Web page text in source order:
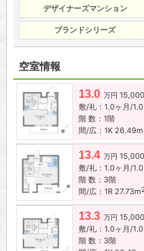
デザイナーズマンション
ブランドシリーズ
空室情報
13.0 万円
敷/礼：1.0ヶ月/1.0
階 数：1階
間/広：1K 26.49m
13.4 万円
敷/礼：1.0ヶ月/1.0
階 数：3階
間/広：1R 27.73m
13.3 万円
敷/礼：1.0ヶ月/1.0
階 数：3階